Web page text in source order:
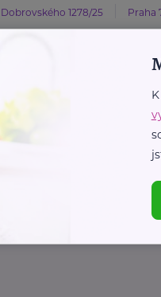
Dobrovského 1278/25 Praha
+420 950 180 111